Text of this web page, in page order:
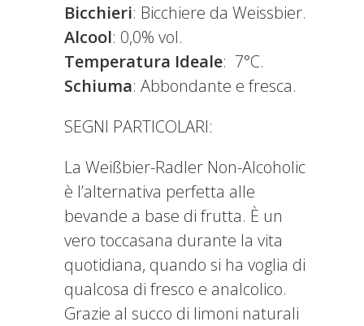
Bicchieri: Bicchiere da Weissbier.
Alcool: 0,0% vol.
Temperatura Ideale: 7°C.
Schiuma: Abbondante e fresca.
SEGNI PARTICOLARI:
La Weißbier-Radler Non-Alcoholic
è l’alternativa perfetta alle
bevande a base di frutta. È un
vero toccasana durante la vita
quotidiana, quando si ha voglia di
qualcosa di fresco e analcolico.
Grazie al succo di limoni naturali